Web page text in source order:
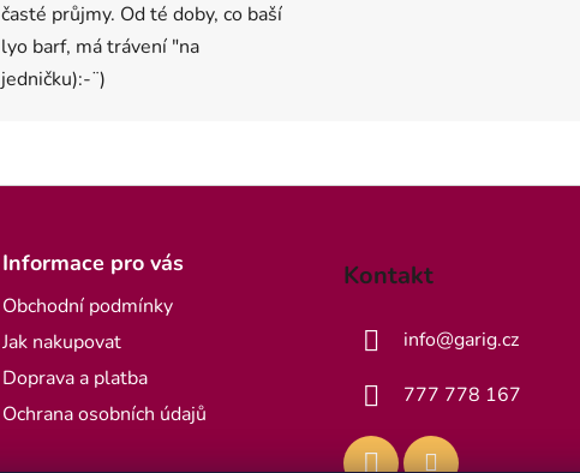
časté průjmy. Od té doby, co baší
lyo barf, má trávení "na
jedničku):-¨)
Informace pro vás
Obchodní podmínky
Jak nakupovat
Doprava a platba
Ochrana osobních údajů
Kontakt
info@garig.cz
777 778 167